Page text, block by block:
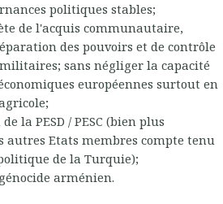
politiques stables;
de l'acquis communautaire,
des pouvoirs et de contrôle
sans négliger la capacité
européennes surtout en
la PESD / PESC (bien plus
Etats membres compte tenu
de la Turquie);
arménien.